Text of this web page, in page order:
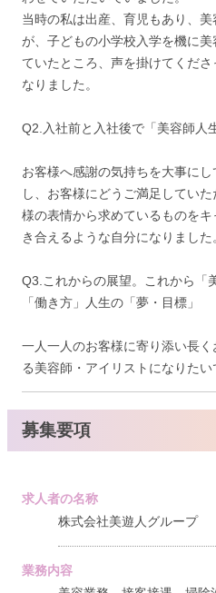
当時の私は出産、育児もあり、
が、子どもの小学校入学を機に
ていたところ、声を掛けてくだ
なりました。
Q2.入社前と入社後で「美容師人
お客様へ感謝の気持ちを大事に
し、お客様にどうご満足してい
様の表情から求めているものを
き合えるような自分になりました
Q3.これからの展望。これから「
「働き方」人生の「夢・目標」
一人一人のお客様に寄り添い長
る美容師・アイリストになりたい
募集要項
求人者の名称
株式会社美遊人グループ
業務内容